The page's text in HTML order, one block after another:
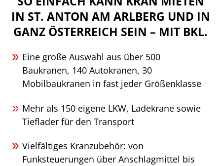
IN ST. ANTON AM ARLBERG UND IN
GANZ ÖSTERREICH SEIN – MIT BKL.
Eine große Auswahl aus über 500
Baukranen, 140 Autokranen, 30
Mobilbaukranen in fast jeder Größenklasse
Mehr als 150 eigene LKW, Ladekrane sowie
Tieflader für den Transport
Vielfältiges Kranzubehör: von
Funksteuerungen über Anschlagmittel bis